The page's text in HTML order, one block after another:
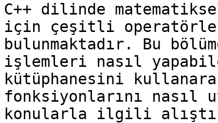
C++ dilinde
için çeşitli
bulunmaktadır. Bu
işlemleri nasıl
kütüphanesini
fonksiyonlarını nasıl
konularla ilgili